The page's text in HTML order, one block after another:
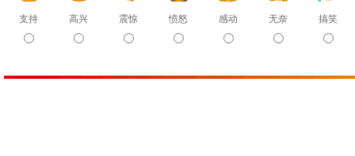
支持 高兴 震惊 愤怒 感动 无奈 搞笑